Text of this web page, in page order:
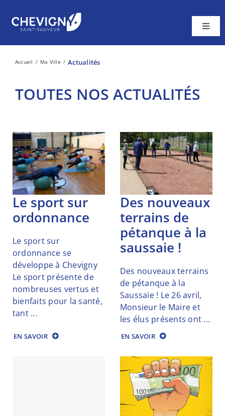
contenu
A tout âge
Contacter la Mairie
Accueil Ma Ville Actualités
TOUTES NOS ACTUALITÉS
le sport sur
ordonnance
Le sport sur
ordonnance se
développe à Chevigny
Le sport présente de
nombreuses vertus et
bienfaits pour la santé,
tant ...
EN SAVOIR
des nouveaux
terrains de
pétanque à la
saussaie !
Des nouveaux terrains
de pétanque à la
Saussaie ! Le 26 avril,
Monsieur le Maire et
les élus présents ont ...
EN SAVOIR